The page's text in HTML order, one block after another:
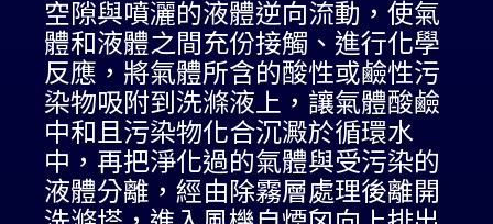
空隙與噴灑的液體逆向流動，使氣
體和液體之間充份接觸、進行化學
反應，將氣體所含的酸性或鹼性污
染物吸附到洗滌液上，讓氣體酸鹼
中和且污染物化合沉澱於循環水
中，再把淨化過的氣體與受污染的
液體分離，經由除霧層處理後離開